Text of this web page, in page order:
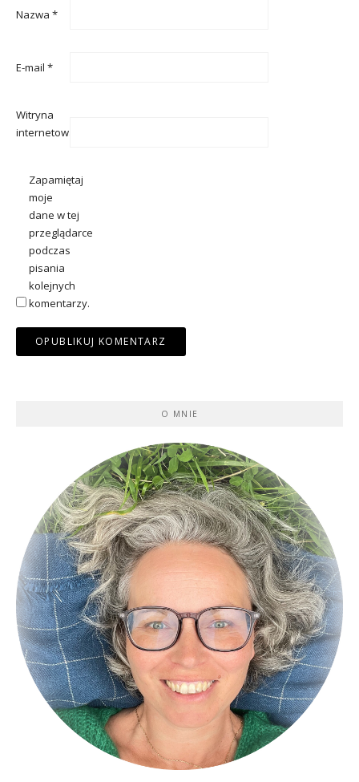
Nazwa *
E-mail *
Witryna
internetowa
Zapamiętaj
moje
dane w tej
przeglądarce
podczas
pisania
kolejnych
komentarzy.
O MNIE